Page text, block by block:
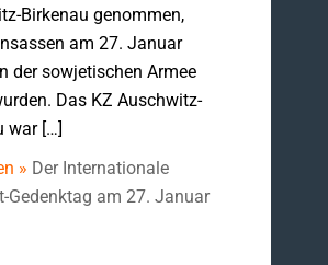
Birkenau genommen,
am 27. Januar
der sowjetischen Armee
Das KZ Auschwitz-
war […]
» Der Internationale
Gedenktag am 27. Januar